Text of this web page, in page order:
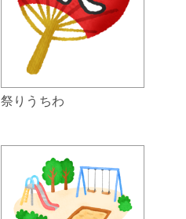
祭りうちわ